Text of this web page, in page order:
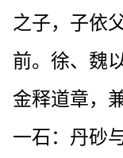
之子，子依
前。徐、魏
金释道章，
一石：丹砂